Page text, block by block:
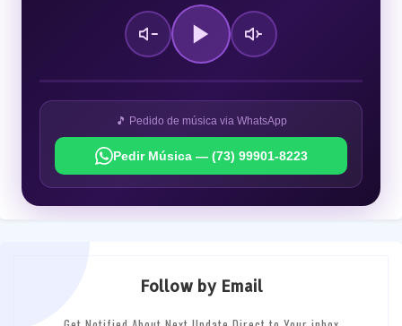
🎵 Pedido de música via WhatsApp
Pedir Música — (73) 99901-8223
Follow by Email